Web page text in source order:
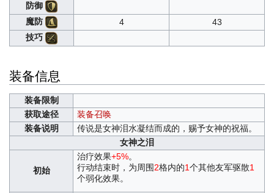
防御
魔防
4
43
技巧
装备信息
装备限制
获取途径
装备召唤
装备说明
传说是女神泪水凝结而成的，赐予女神的祝福。
女神之泪
初始
治疗效果+5%。
行动结束时，为周围2格内的1个其他友军驱散1
个弱化效果。